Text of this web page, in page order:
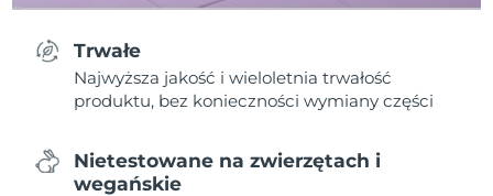
Trwałe
Najwyższa jakość i wieloletnia trwałość
produktu, bez konieczności wymiany części
Nietestowane na zwierzętach i
wegańskie